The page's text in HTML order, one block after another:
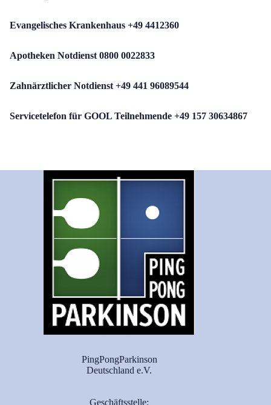
Evangelisches Krankenhaus +49 4412360
Apotheken Notdienst 0800 0022833
Zahnärztlicher Notdienst +49 441 96089544
Servicetelefon für GOOL Teilnehmende +49 157 30634867
PingPongParkinson
Deutschland e.V.
Geschäftsstelle: